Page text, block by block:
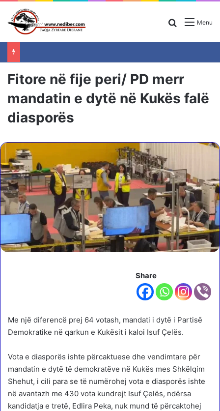
Menu
Search for
Fitore në fije peri/ PD merr
mandatin e dytë në Kukës falë
diasporës
Share
Me një diferencë prej 64 votash, mandati i dytë i Partisë
Demokratike në qarkun e Kukësit i kaloi Isuf Çelës.
Vota e diasporës ishte përcaktuese dhe vendimtare për
mandatin e dytë të demokratëve në Kukës mes Shkëlqim
Shehut, i cili para se të numërohej vota e diasporës ishte
në avantazh me 430 vota kundrejt Isuf Çelës, ndërsa
kandidatja e tretë, Edlira Peka, nuk mund të përcaktohej